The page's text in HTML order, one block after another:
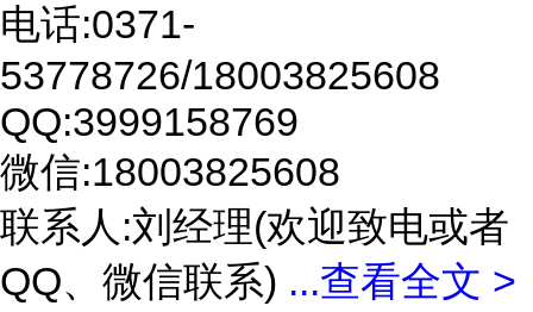
电话:0371-
53778726/18003825608
QQ:3999158769
微信:18003825608
联系人:刘经理(欢迎致电或者
QQ、微信联系) ...查看全文 >